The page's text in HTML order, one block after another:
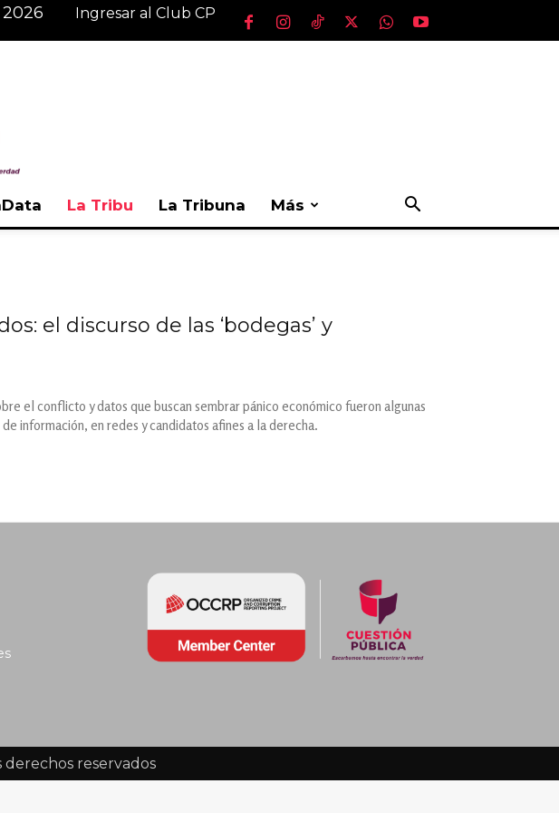
2026 Ingresar al Club CP
La Tribu La Tribuna Más
el discurso de las ‘bodegas’ y
el conflicto y datos que buscan sembrar pánico económico fueron algunas
información, en redes y candidatos afines a la derecha.
derechos reservados